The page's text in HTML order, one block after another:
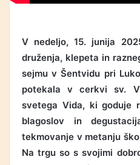
V nedeljo, 15. junija
druženja, klepeta in
sejmu v Šentvidu pri
potekala v cerkvi sv.
svetega Vida, ki goduje
blagoslov in
tekmovanje v metanju
Na trgu so s svojimi